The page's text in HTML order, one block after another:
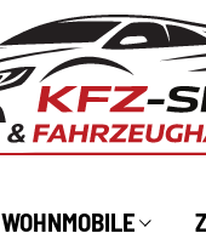
WOHNMOBILE